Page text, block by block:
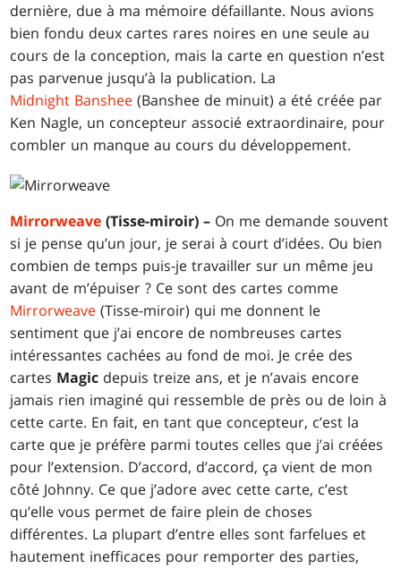
dernière, due à ma mémoire défaillante. Nous avions
bien fondu deux cartes rares noires en une seule au
cours de la conception, mais la carte en question n’est
pas parvenue jusqu’à la publication. La
Midnight Banshee (Banshee de minuit) a été créée par
Ken Nagle, un concepteur associé extraordinaire, pour
combler un manque au cours du développement.
Mirrorweave (Tisse-miroir) – On me demande souvent
si je pense qu’un jour, je serai à court d’idées. Ou bien
combien de temps puis-je travailler sur un même jeu
avant de m’épuiser ? Ce sont des cartes comme
Mirrorweave (Tisse-miroir) qui me donnent le
sentiment que j’ai encore de nombreuses cartes
intéressantes cachées au fond de moi. Je crée des
cartes Magic depuis treize ans, et je n’avais encore
jamais rien imaginé qui ressemble de près ou de loin à
cette carte. En fait, en tant que concepteur, c’est la
carte que je préfère parmi toutes celles que j’ai créées
pour l’extension. D’accord, d’accord, ça vient de mon
côté Johnny. Ce que j’adore avec cette carte, c’est
qu’elle vous permet de faire plein de choses
différentes. La plupart d’entre elles sont farfelues et
hautement inefficaces pour remporter des parties,